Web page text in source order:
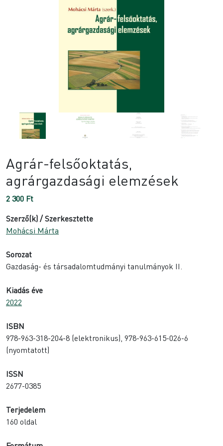
Agrár-felsőoktatás,
agrárgazdasági elemzések
2 300 Ft
Szerző(k) / Szerkesztette
Mohácsi Márta
Sorozat
Gazdaság- és társadalomtudmányi tanulmányok II.
Kiadás éve
2022
ISBN
978-963-318-204-8 (elektronikus), 978-963-615-026-6
(nyomtatott)
ISSN
2677-0385
Terjedelem
160 oldal